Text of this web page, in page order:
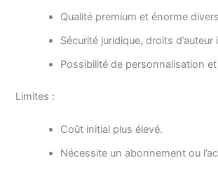
Qualité premium et énorme
Sécurité juridique, droits d’auteur
Possibilité de personnalisation et
Limites :
Coût initial plus élevé.
Nécessite un abonnement ou